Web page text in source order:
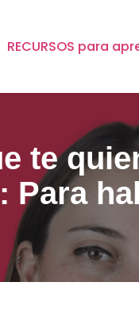
RECURSOS para
te
Para